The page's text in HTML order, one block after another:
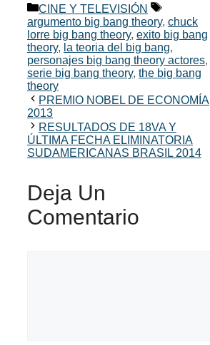
Categorías
CINE Y TELEVISIÓN
Etiquetas
argumento big bang theory, chuck
lorre big bang theory, exito big bang
theory, la teoria del big bang,
personajes big bang theory actores,
serie big bang theory, the big bang
theory
PREMIO NOBEL DE ECONOMÍA
2013
RESULTADOS DE 18VA Y
ÚLTIMA FECHA ELIMINATORIA
SUDAMERICANAS BRASIL 2014
Deja Un
Comentario